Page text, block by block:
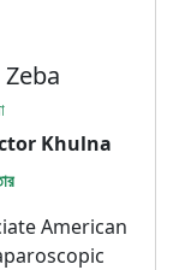
Khulna
American